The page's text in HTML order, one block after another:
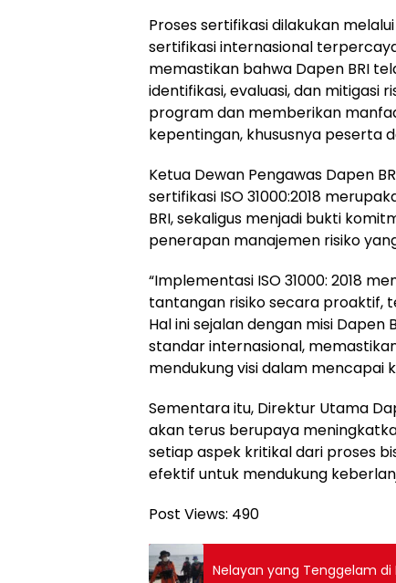
Proses sertifikasi dilakukan
sertifikasi internasional
memastikan bahwa Dapen BRI
identifikasi, evaluasi, dan mitigasi
program dan memberikan
kepentingan, khususnya peserta
Ketua Dewan Pengawas Dapen
sertifikasi ISO 31000:2018
BRI, sekaligus menjadi bukti
penerapan manajemen risiko
“Implementasi ISO 31000: 2018
tantangan risiko secara proaktif,
Hal ini sejalan dengan misi
standar internasional,
mendukung visi dalam mencapai
Sementara itu, Direktur Utama
akan terus berupaya
setiap aspek kritikal dari proses
efektif untuk mendukung
Post Views: 490
Nelayan yang Tenggelam di